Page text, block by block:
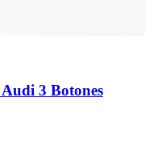
3 Botones